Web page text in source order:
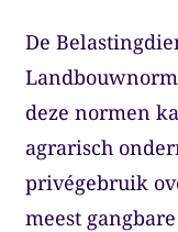
De
deze normen
agrarisch
privégebruik
meest